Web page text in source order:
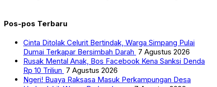
Pos-pos Terbaru
Cinta Ditolak Celurit Bertindak, Warga Simpang Pulai
Dumai Terkapar Bersimbah Darah 7 Agustus 2026
Rusak Mental Anak, Bos Facebook Kena Sanksi Denda
Rp 10 Triliun 7 Agustus 2026
Ngeri! Buaya Raksasa Masuk Perkampungan Desa